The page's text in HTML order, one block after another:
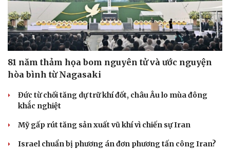
Du lịch
Tư vấn
Săn Tour
check-in
Podcast
Câu chuyện thời sự
Đọc truyện đêm khuya
Cửa sổ tình yêu
Kể chuyện cho bé
81 năm thảm họa bom nguyên tử và ước nguyện
hòa bình từ Nagasaki
Đức từ chối tăng dự trữ khí đốt, châu Âu lo mùa đông
khắc nghiệt
Mỹ gấp rút tăng sản xuất vũ khí vì chiến sự Iran
Israel chuẩn bị phương án đơn phương tấn công Iran?